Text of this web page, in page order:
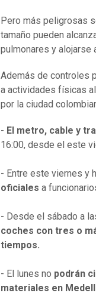
Pero más peligrosas
tamaño pueden
pulmonares y alojarse
Además de controles
a actividades físicas
por la ciudad
- El metro, cable y
16:00, desde el este
- Entre este viernes y
oficiales a
- Desde el sábado a
coches con tres o
tiempos.
- El lunes no podrán
materiales en